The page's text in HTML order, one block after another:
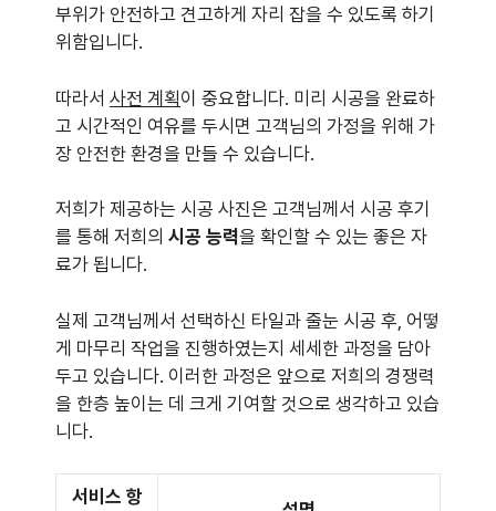
부위가 안전하고 견고하게 자리 잡을 수 있도록 하기
위함입니다.
따라서 사전 계획이 중요합니다. 미리 시공을 완료하
고 시간적인 여유를 두시면 고객님의 가정을 위해 가
장 안전한 환경을 만들 수 있습니다.
저희가 제공하는 시공 사진은 고객님께서 시공 후기
를 통해 저희의 시공 능력을 확인할 수 있는 좋은 자
료가 됩니다.
실제 고객님께서 선택하신 타일과 줄눈 시공 후, 어떻
게 마무리 작업을 진행하였는지 세세한 과정을 담아
두고 있습니다. 이러한 과정은 앞으로 저희의 경쟁력
을 한층 높이는 데 크게 기여할 것으로 생각하고 있습
니다.
서비스 항